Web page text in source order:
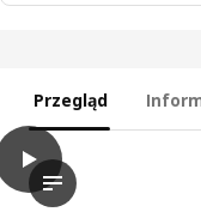
Przegląd
play
Film prezentuje
LASTARE Kombinacja